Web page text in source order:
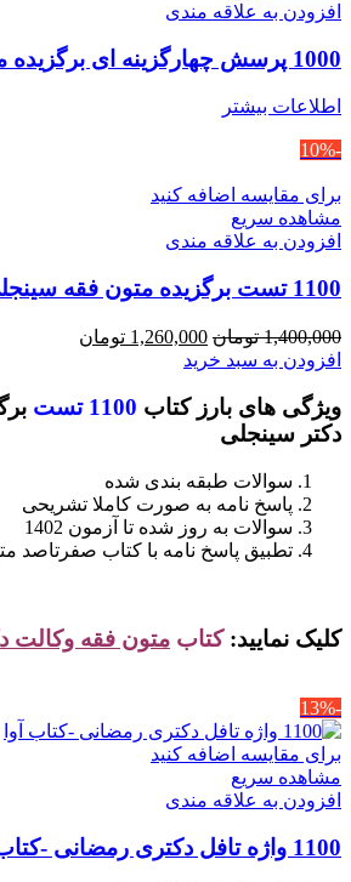
افزودن به علاقه مندی
1000 پرسش چهارگزینه ای برگزیده متون فقه سینجلی
اطلاعات بیشتر
-10%
برای مقایسه اضافه کنید
مشاهده سریع
افزودن به علاقه مندی
1100 تست برگزیده متون فقه سینجلی
1,400,000 تومان قیمت
اصلی
بود.
1,260,000 تومان
است.
افزودن به سبد خرید
ویژگی های بارز کتاب 1100 تست
دکتر سینجلی
سوالات طبقه بندی شده
پاسخ نامه به صورت کاملا تشریحی
سوالات به روز شده تا آزمون 1402
تطبیق پاسخ نامه با کتاب صفرتاصد
کلیک نمایید: کتاب متون فقه وکالت
-13%
برای مقایسه اضافه کنید
مشاهده سریع
افزودن به علاقه مندی
1100 واژه تافل دکتری رمضانی -کتاب آوا